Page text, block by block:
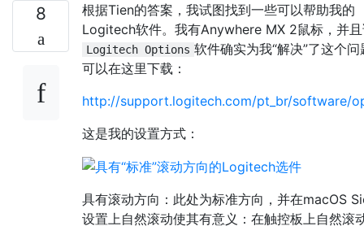
8
根据Tien的答案，我试图找到一些可以帮助我的
Logitech软件。我有Anywhere MX 2鼠标，并
Logitech Options 软件确实为我“解决”了这个问
可以在这里下载：
http://support.logitech.com/pt_br/software/
这是我的设置方式：
具有滚动方向：此处为标准方向，并在macOS
设置上自然滚动使其有意义：在触控板上自然滚